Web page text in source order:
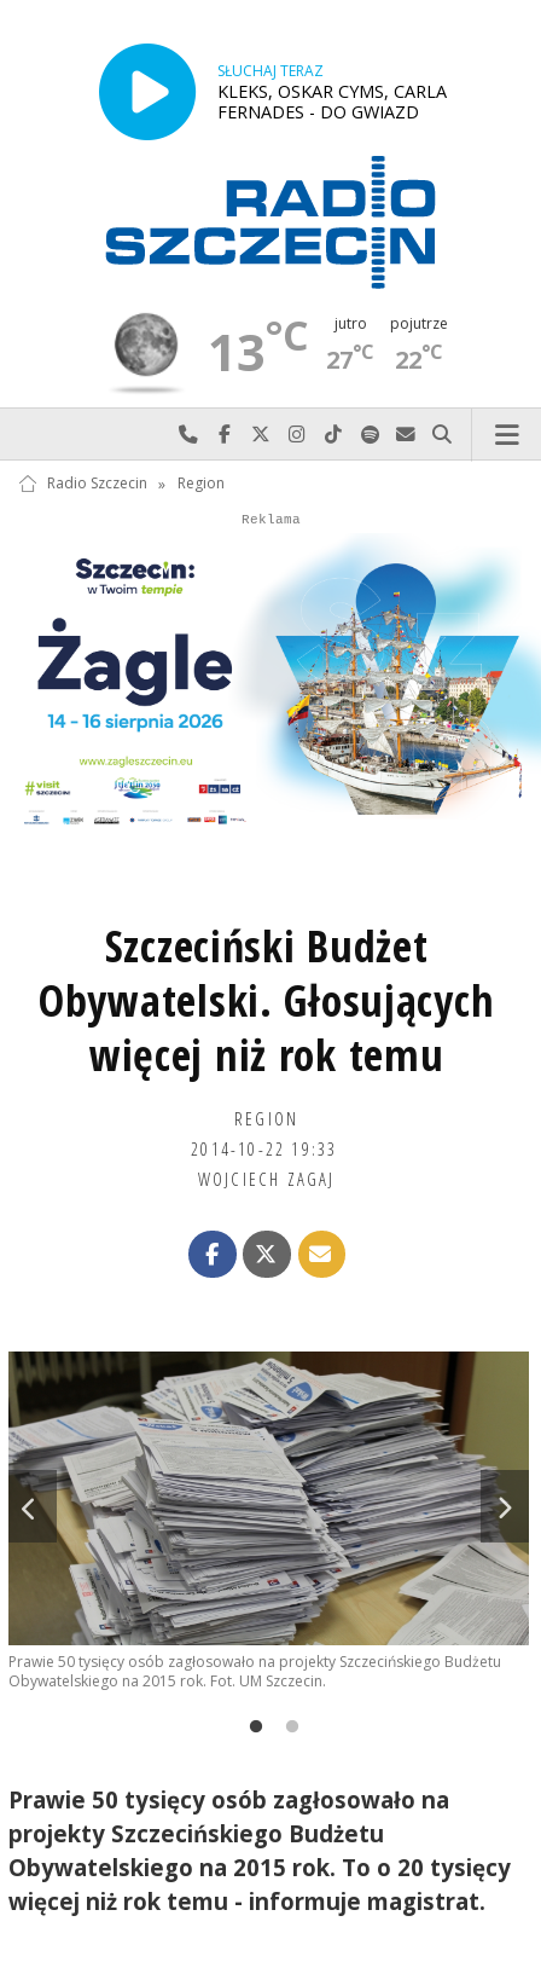
SŁUCHAJ TERAZ
KLEKS, OSKAR CYMS, CARLA
FERNADES - DO GWIAZD
13°C jutro
27°C
pojutrze
22°C
Najlepiej po prostu do nas zadzwoń
Odwiedź nas na Facebook-u
Odwiedź nas na X
Odwiedź nas na Instagram-ie
Odwiedź nas na TikTok-u
Szukaj nas na Spotify
Wyślij do nas
Szukaj
Radio Szczecin » Region
Autopromocja
Reklama
Szczeciński Budżet
Obywatelski. Głosujących
więcej niż rok temu
REGION
2014-10-22 19:33
WOJCIECH ZAGAJ
Prawie 50 tysięcy osób zagłosowało na projekty Szczecińskiego Budżetu
Obywatelskiego na 2015 rok. Fot. UM Szczecin.
Prawie 50 tysięcy osób zagłosowało na
projekty Szczecińskiego Budżetu
Obywatelskiego na 2015 rok. To o 20 tysięcy
więcej niż rok temu - informuje magistrat.